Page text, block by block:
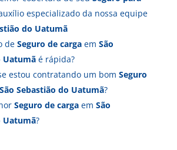
especializado da nossa equipe
do Uatumã
de Seguro de cargaem São
Uatumãé rápida?
estou contratando um bom Seguro
São Sebastião do Uatumã?
Seguro de cargaem São
Uatumã?